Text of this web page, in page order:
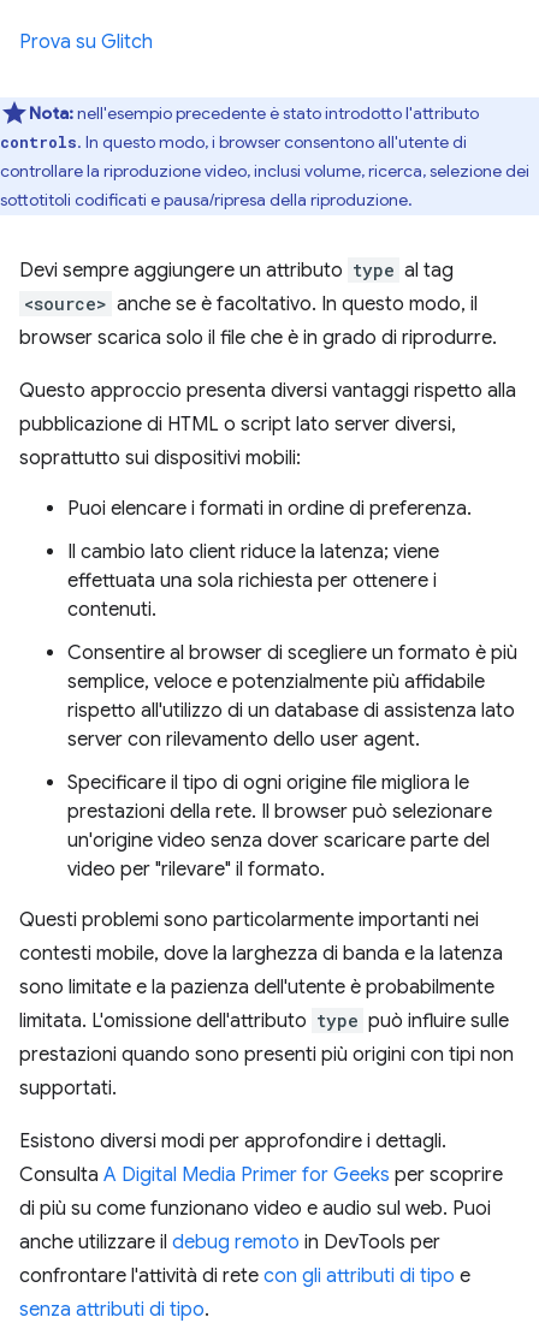
Prova su Glitch
Nota:nell'esempio precedente è stato introdotto l'attributo
controls. In questo modo, i browser consentono all'utente di
controllare la riproduzione video, inclusi volume, ricerca, selezione dei
sottotitoli codificati e pausa/ripresa della riproduzione.
Devi sempre aggiungere un attributo type al tag
<source> anche se è facoltativo. In questo modo, il
browser scarica solo il file che è in grado di riprodurre.
Questo approccio presenta diversi vantaggi rispetto alla
pubblicazione di HTML o script lato server diversi,
soprattutto sui dispositivi mobili:
Puoi elencare i formati in ordine di preferenza.
Il cambio lato client riduce la latenza; viene
effettuata una sola richiesta per ottenere i
contenuti.
Consentire al browser di scegliere un formato è più
semplice, veloce e potenzialmente più affidabile
rispetto all'utilizzo di un database di assistenza lato
server con rilevamento dello user agent.
Specificare il tipo di ogni origine file migliora le
prestazioni della rete. Il browser può selezionare
un'origine video senza dover scaricare parte del
video per "rilevare" il formato.
Questi problemi sono particolarmente importanti nei
contesti mobile, dove la larghezza di banda e la latenza
sono limitate e la pazienza dell'utente è probabilmente
limitata. L'omissione dell'attributo type può influire sulle
prestazioni quando sono presenti più origini con tipi non
supportati.
Esistono diversi modi per approfondire i dettagli.
Consulta A Digital Media Primer for Geeks per scoprire
di più su come funzionano video e audio sul web. Puoi
anche utilizzare il debug remoto in DevTools per
confrontare l'attività di rete con gli attributi di tipo e
senza attributi di tipo.